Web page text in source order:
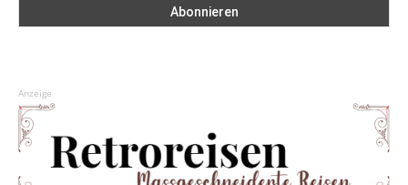
Anzeige